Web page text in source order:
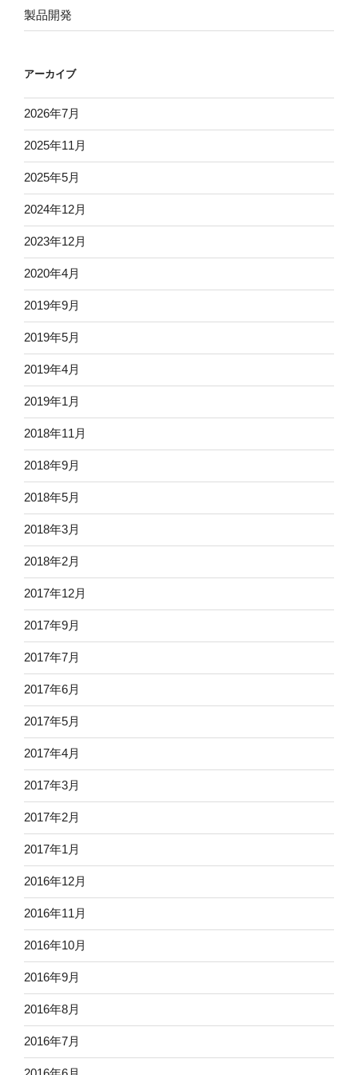
製品開発
アーカイブ
2026年7月
2025年11月
2025年5月
2024年12月
2023年12月
2020年4月
2019年9月
2019年5月
2019年4月
2019年1月
2018年11月
2018年9月
2018年5月
2018年3月
2018年2月
2017年12月
2017年9月
2017年7月
2017年6月
2017年5月
2017年4月
2017年3月
2017年2月
2017年1月
2016年12月
2016年11月
2016年10月
2016年9月
2016年8月
2016年7月